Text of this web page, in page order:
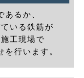
あるか、
いる鉄筋が
工現場で
を行います。